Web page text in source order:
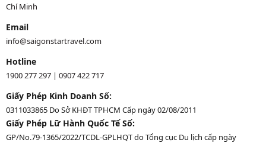
Chí Minh
Email
info@saigonstartravel.com
Hotline
1900 277 297 | 0907 422 717
Giấy Phép Kinh Doanh Số:
0311033865 Do Sở KHĐT TPHCM Cấp ngày 02/08/2011
Giấy Phép Lữ Hành Quốc Tế Số:
GP/No.79-1365/2022/TCDL-GPLHQT do Tổng cục Du lịch cấp ngày